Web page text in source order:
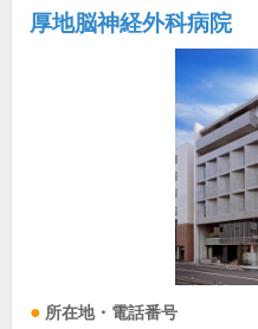
厚地脳神経外科病院
所在地・電話番号